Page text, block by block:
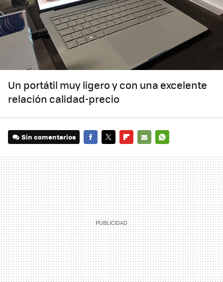
Un portátil muy ligero y con una excelente
relación calidad-precio
Sin comentarios
MAIL